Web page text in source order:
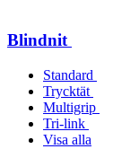
Blindnit
Standard
Trycktät
Multigrip
Tri-link
Visa alla